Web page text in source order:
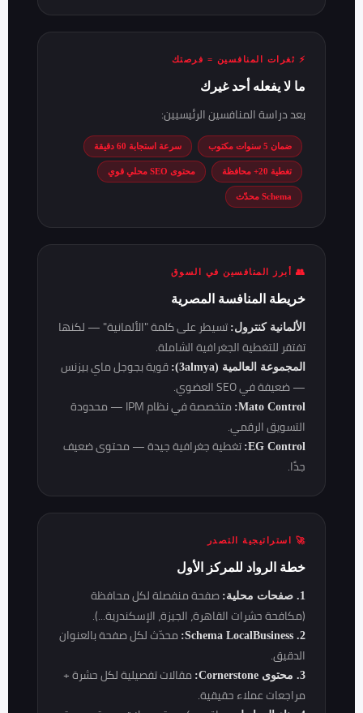
⚡ ثغرات المنافسين = فرصتك
ما لا يفعله أحد غيرك
بعد دراسة المنافسين الرئيسيين:
ضمان 5 سنوات مكتوب سرعة استجابة 60 دقيقة
تغطية 20+ محافظة محتوى SEO محلي قوي
Schema محدّث
👥 أبرز المنافسين في السوق
خريطة المنافسة المصرية
الألمانية كنترول: تسيطر على كلمة "الألمانية" — لكنها
تفتقر للتغطية الجغرافية الشاملة.
المجموعة العالمية (3almya):
قوية بجوجل ماي بيزنس
— ضعيفة في SEO العضوي.
Mato Control:
متخصصة في نظام IPM — محدودة
التسويق الرقمي.
EG Control: تغطية جغرافية جيدة — محتوى ضعيف
جدًا.
🚀 استراتيجية التصدر
خطة الرواد للمركز الأول
1. صفحات محلية:
صفحة منفصلة لكل محافظة
(مكافحة حشرات القاهرة، الجيزة، الإسكندرية...).
2. Schema LocalBusiness:
محدّث لكل صفحة بالعنوان
الدقيق.
3. محتوى Cornerstone:
مقالات تفصيلية لكل حشرة +
مراجعات عملاء حقيقية.